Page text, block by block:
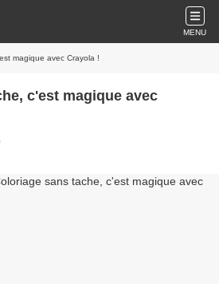
MENU
magique avec Crayola !
c'est magique avec